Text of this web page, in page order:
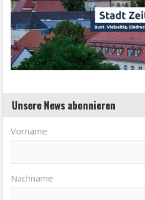
Unsere News abonnieren
Vorname
Nachname